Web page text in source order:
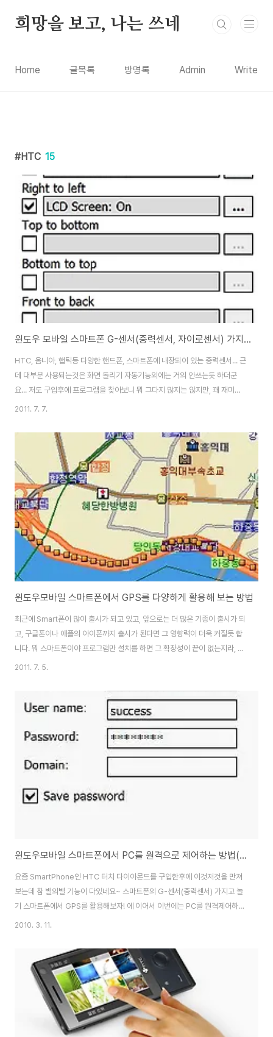
희망을 보고, 나는 쓰네
Home 글목록 방명록 Admin Write
HTC 15
윈도우 모바일 스마트폰 G-센서(중력센서, 자이로센서) 가지고 노는 방법
HTC, 옴니아, 햅틱등 다양한 핸드폰, 스마트폰에 내장되어 있는 중력센서... 근
데 대부분 사용되는것은 화면 돌리기 자동기능외에는 거의 안쓰는듯 하더군
요... 저도 구입후에 프로그램을 찾아보니 뭐 그다지 많지는 않지만, 꽤 재미있
는 프로그램들이 존재를 하네요... 이건 Diamond Cubes라고 기본적인 주사
게임입니다... 이건 Resco Bubbles 이라고... 위의 공굴리기의 좀 확장된 버
전입니다... 정말 재미는 있지만, 나중에는 너무 어렵더군요... 이 게임은 니드포
스피드 undercover for HTC HD인데, NFS 게임에서 자동차를 좌우로 조
작하는것이 버튼을 누르는것이 아니라, 화면을 기울이면 기울..
2011. 7. 7.
윈도우모바일 스마트폰에서 GPS를 다양하게 활용해 보는 방법
최근에 Smart폰이 많이 출시가 되고 있고, 앞으로는 더 많은 기종이 출시가 되
고, 구글폰이나 애플의 아이폰까지 출시가 된다면 그 영향력이 더욱 커질듯 합
니다. 뭐 스마트폰이야 프로그램만 설치를 하면 그 확장성이 끝이 없는지라, 요
즘에는 스타크레프트도 스마트폰에서 돌아가기도 하는데, 이 글에서는 스마트
도록 하겠습니다. (m4650, m4655처럼 GPS 기능이 내장되어 있지 않은
스마트폰은 블루투스가 지원되는 gps를 구입해서 연결을 하시면 됩니다.) 뭐
가장먼저 GPS라고 하면 떠오르는것이 네이게이션입니다. 국내에서 스마트폰
용 네이게이션이 여러버전이 나와있습니다. 루센, 미라지, 더맵 등등이 있는데,
2011. 7. 5.
윈도우모바일 스마트폰에서 PC를 원격으로 제어하는 방법(원격데스크톱 Mobile)
요즘 SmartPhone인 HTC 터치 다이아몬드를 구입한후에 이것저것을 만져
보는데 참 별의별 기능이 다있네요~ 스마트폰의 G-센서(중력센서) 가지고 놀
기 스마트폰에서 GPS를 활용해보자! 에 이어서 이번에는 PC를 원격제어하는
프로그램을 소개합니다. 일반적으로 PC에서 PC끼리 접속을 해서 원격접속을
스크탑(터미널 서비스) 등 다양한 프로그램이 있는데, windows Mobile 6.1
환경인 htc나 옴니아, x1 등에서 이용할수 있는 ms remote desktop
mobile 6.1을 소개합니다. 3G 데이터로 접속은 당연히 가능하지만, wi-fi(와
이파이)로도 무료 접속이 가능하고, ActiveSync로 연결한..
2010. 3. 11.